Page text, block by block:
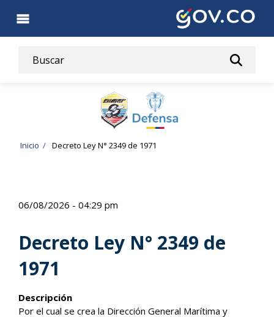
contenido
Ruta
Inicio Decreto Ley N° 2349 de 1971
06/08/2026 - 04:29 pm
Decreto Ley N° 2349 de
1971
Descripción
Por el cual se crea la Dirección General Marítima y